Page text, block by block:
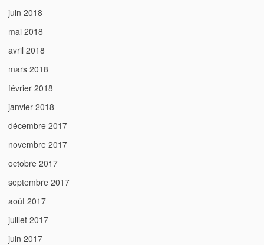
juin 2018
mai 2018
avril 2018
mars 2018
février 2018
janvier 2018
décembre 2017
novembre 2017
octobre 2017
septembre 2017
août 2017
juillet 2017
juin 2017